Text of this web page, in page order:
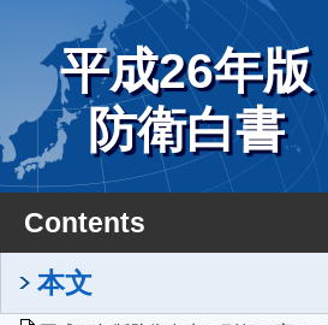
平成26年版
防衛白書
Contents
本文